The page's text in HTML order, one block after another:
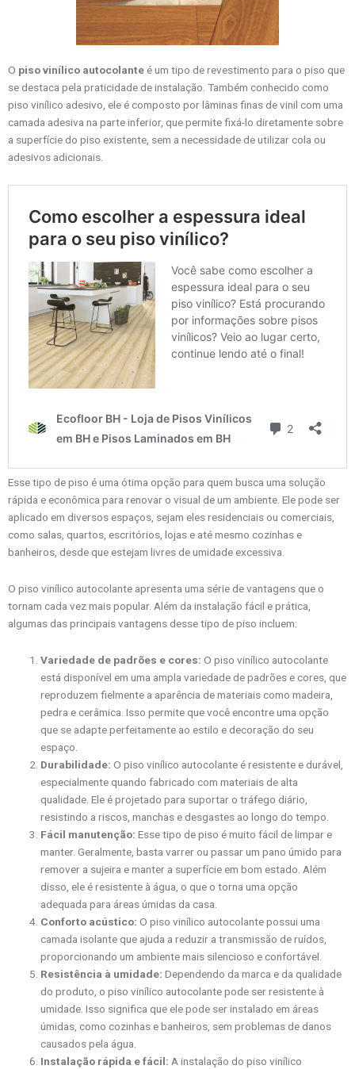
O piso vinílico autocolanteé um tipo de revestimento para o piso que
se destaca pela praticidade de instalação. Também conhecido como
piso vinílico adesivo, ele é composto por lâminas finas de vinil com uma
camada adesiva na parte inferior, que permite fixá-lo diretamente sobre
a superfície do piso existente, sem a necessidade de utilizar cola ou
adesivos adicionais.
Esse tipo de piso é uma ótima opção para quem busca uma solução
rápida e econômica para renovar o visual de um ambiente. Ele pode ser
aplicado em diversos espaços, sejam eles residenciais ou comerciais,
como salas, quartos, escritórios, lojas e até mesmo cozinhas e
banheiros, desde que estejam livres de umidade excessiva.
O piso vinílico autocolante apresenta uma série de vantagens que o
tornam cada vez mais popular. Além da instalação fácil e prática,
algumas das principais vantagens desse tipo de piso incluem:
Variedade de padrões e cores: O piso vinílico autocolante
está disponível em uma ampla variedade de padrões e cores, que
reproduzem fielmente a aparência de materiais como madeira,
pedra e cerâmica. Isso permite que você encontre uma opção
que se adapte perfeitamente ao estilo e decoração do seu
espaço.
Durabilidade:O piso vinílico autocolante é resistente e durável,
especialmente quando fabricado com materiais de alta
qualidade. Ele é projetado para suportar o tráfego diário,
resistindo a riscos, manchas e desgastes ao longo do tempo.
Fácil manutenção:Esse tipo de piso é muito fácil de limpar e
manter. Geralmente, basta varrer ou passar um pano úmido para
remover a sujeira e manter a superfície em bom estado. Além
disso, ele é resistente à água, o que o torna uma opção
adequada para áreas úmidas da casa.
Conforto acústico:O piso vinílico autocolante possui uma
camada isolante que ajuda a reduzir a transmissão de ruídos,
proporcionando um ambiente mais silencioso e confortável.
Resistência à umidade: Dependendo da marca e da qualidade
do produto, o piso vinílico autocolante pode ser resistente à
umidade. Isso significa que ele pode ser instalado em áreas
úmidas, como cozinhas e banheiros, sem problemas de danos
causados pela água.
Instalação rápida e fácil:A instalação do piso vinílico